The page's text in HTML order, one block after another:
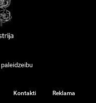
paleidzeibu
Kontakti Reklama